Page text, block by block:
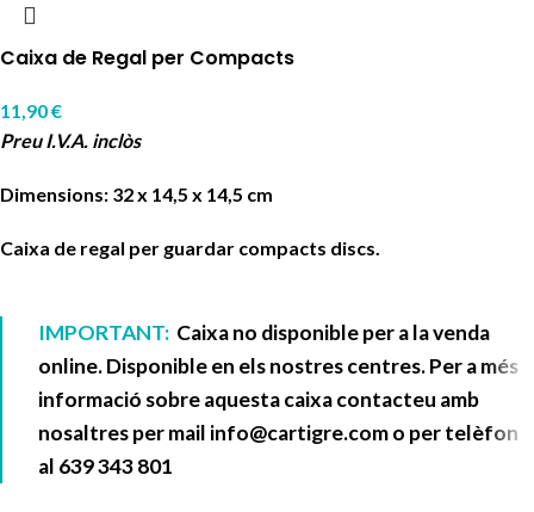
Caixa de Regal per Compacts
11,90€
Preu I.V.A. inclòs
Dimensions: 32 x 14,5 x 14,5 cm
Caixa de regal per guardar compacts discs.
IMPORTANT: Caixa no disponible per a la venda
online. Disponible en els nostres centres. Per a més
informació sobre aquesta caixa contacteu amb
nosaltres per mail info@cartigre.como per telèfon
al 639 343 801